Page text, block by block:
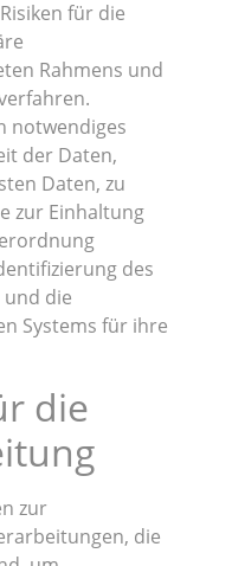
für die
Rahmens und
notwendiges
der Daten,
Daten, zu
zur Einhaltung
des
die
Systems für ihre
die
zur
die